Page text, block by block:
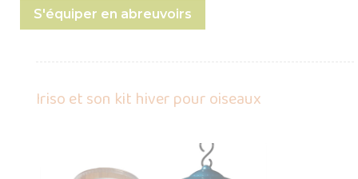
S'équiper en abreuvoirs
Iriso et son kit hiver pour oiseaux